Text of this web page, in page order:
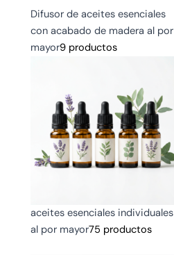
Difusor de aceites esenciales
con acabado de madera al por
mayor9 productos
aceites esenciales individuales
al por mayor75 productos